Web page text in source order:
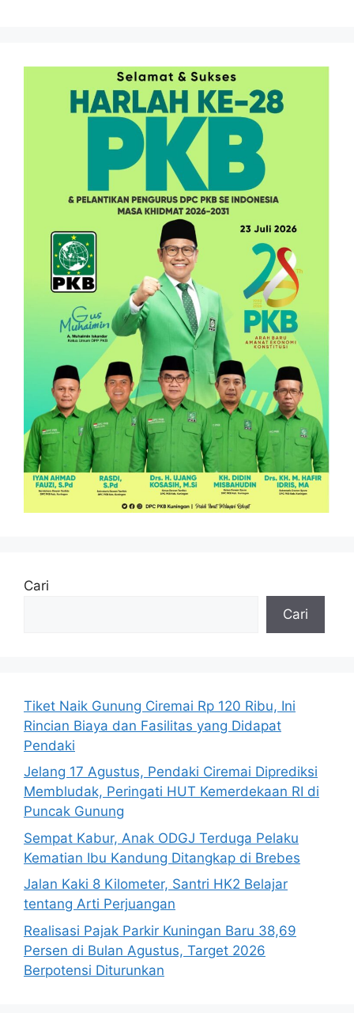
Cari
Cari
Tiket Naik Gunung Ciremai Rp 120 Ribu, Ini
Rincian Biaya dan Fasilitas yang Didapat
Pendaki
Jelang 17 Agustus, Pendaki Ciremai Diprediksi
Membludak, Peringati HUT Kemerdekaan RI di
Puncak Gunung
Sempat Kabur, Anak ODGJ Terduga Pelaku
Kematian Ibu Kandung Ditangkap di Brebes
Jalan Kaki 8 Kilometer, Santri HK2 Belajar
tentang Arti Perjuangan
Realisasi Pajak Parkir Kuningan Baru 38,69
Persen di Bulan Agustus, Target 2026
Berpotensi Diturunkan